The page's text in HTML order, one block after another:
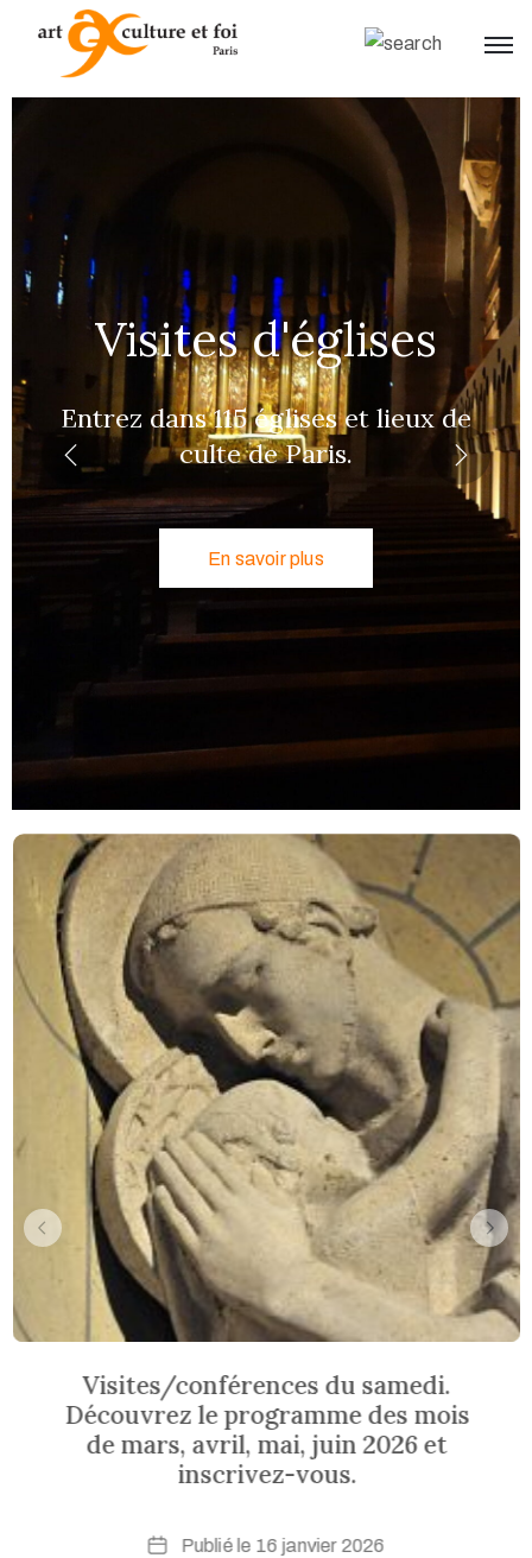
Visites/conférences du samedi.
Découvrez le programme des mois
de mars, avril, mai, juin 2026 et
inscrivez-vous.
Date 16 janvier 2026